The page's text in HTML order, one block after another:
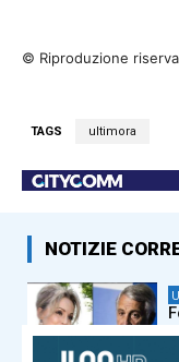
© Riproduzione
TAGS ultimora
NOTIZIE